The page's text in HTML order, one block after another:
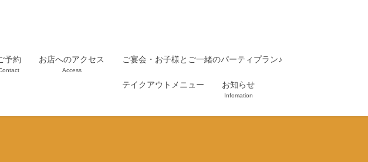
予約 お店へのアクセス
Access
ご宴会・お子様とご一緒のパーティプラン♪
テイクアウトメニュー お知らせ
Infomation